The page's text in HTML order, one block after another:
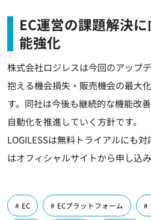
EC運営の課題解決
能強化
株式会社ロジレスは今回のアップ
抱える機会損失・販売機会の最大
す。同社は今後も継続的な機能改
自動化を推進していく方針です。
LOGILESSは無料トライアルにも
はオフィシャルサイトから申し込み
EC ECプラットフォーム